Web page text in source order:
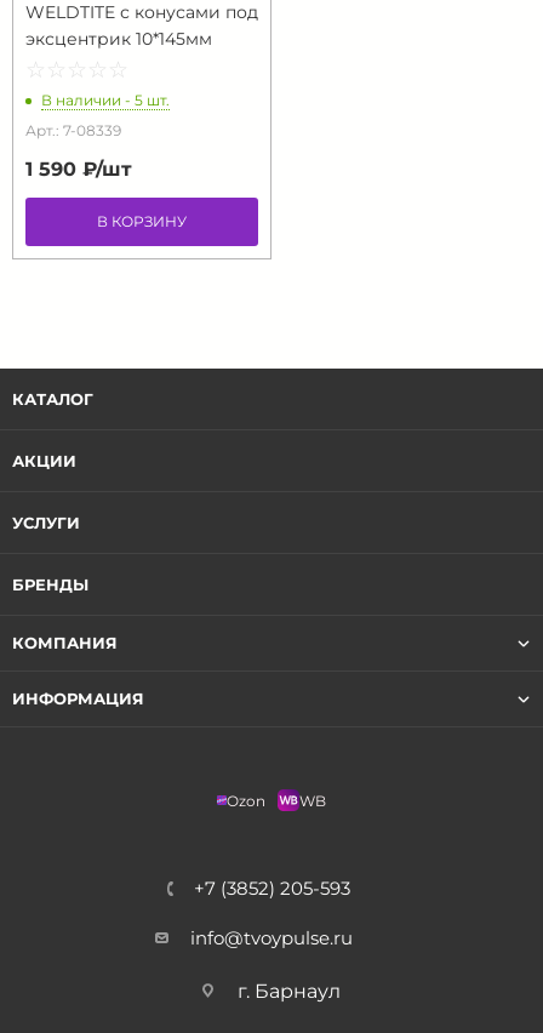
WELDTITE с конусами под
эксцентрик 10*145мм
☆ ☆ ☆ ☆ ☆
★ ★ ★ ★ ★
В наличии - 5 шт.
Арт.: 7-08339
1 590 ₽/шт
В КОРЗИНУ
КАТАЛОГ
АКЦИИ
УСЛУГИ
БРЕНДЫ
КОМПАНИЯ
ИНФОРМАЦИЯ
Ozon WB
+7 (3852) 205-593
info@tvoypulse.ru
г. Барнаул